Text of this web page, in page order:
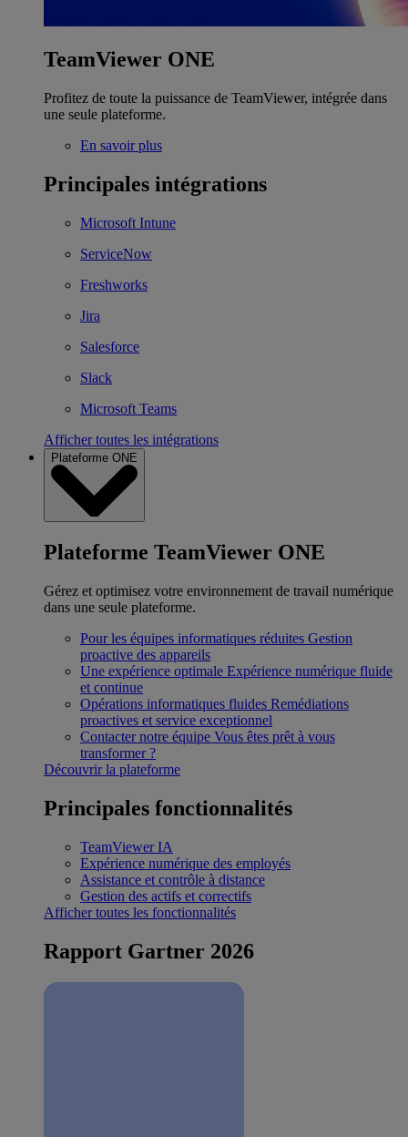
TeamViewer ONE
Profitez de toute la puissance de TeamViewer, intégrée dans
une seule plateforme.
En savoir plus
Principales intégrations
Microsoft Intune
ServiceNow
Freshworks
Jira
Salesforce
Slack
Microsoft Teams
Afficher toutes les intégrations
Plateforme ONE
Plateforme TeamViewer ONE
Gérez et optimisez votre environnement de travail numérique
dans une seule plateforme.
Pour les équipes informatiques réduites Gestion
proactive des appareils
Une expérience optimale Expérience numérique fluide
et continue
Opérations informatiques fluides Remédiations
proactives et service exceptionnel
Contacter notre équipe Vous êtes prêt à vous
transformer ?
Découvrir la plateforme
Principales fonctionnalités
TeamViewer IA
Expérience numérique des employés
Assistance et contrôle à distance
Gestion des actifs et correctifs
Afficher toutes les fonctionnalités
Rapport Gartner 2026